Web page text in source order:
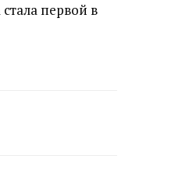
первой в